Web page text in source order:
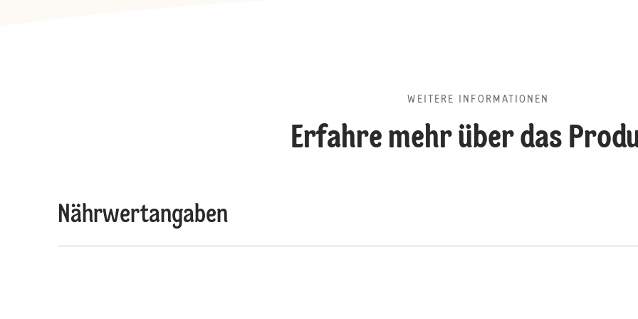
WEITERE INFORMATIONEN
Erfahre mehr über das
Nährwertangaben